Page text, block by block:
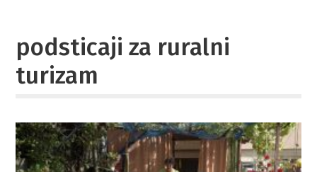
podsticaji za ruralni
turizam